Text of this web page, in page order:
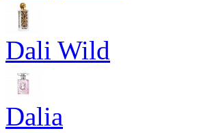
Dali Wild
Dalia